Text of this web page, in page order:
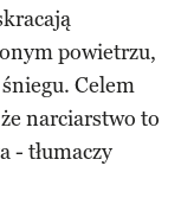
powietrzu,
Celem
narciarstwo to
- tłumaczy